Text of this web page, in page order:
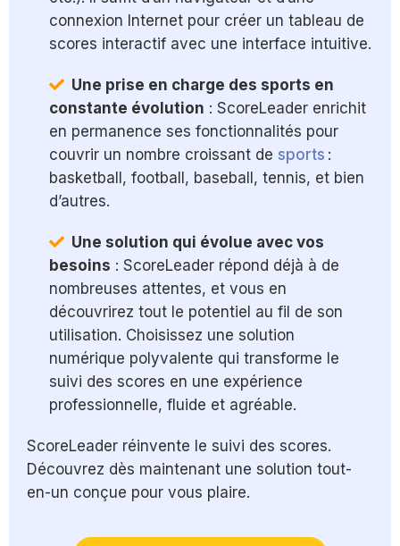
connexion Internet pour créer un tableau de
scores interactif avec une interface intuitive.
Une prise en charge des sports en
constante évolution : ScoreLeader enrichit
en permanence ses fonctionnalités pour
couvrir un nombre croissant de sports :
basketball, football, baseball, tennis, et bien
d’autres.
Une solution qui évolue avec vos
besoins : ScoreLeader répond déjà à de
nombreuses attentes, et vous en
découvrirez tout le potentiel au fil de son
utilisation. Choisissez une solution
numérique polyvalente qui transforme le
suivi des scores en une expérience
professionnelle, fluide et agréable.
ScoreLeader réinvente le suivi des scores.
Découvrez dès maintenant une solution tout-
en-un conçue pour vous plaire.